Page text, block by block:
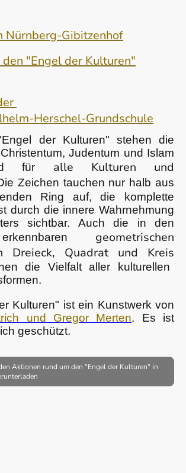
Nürnberg-Gibitzenhof
"Engel der Kulturen"
Herschel-Grundschule
der Kulturen" stehen die
Judentum und Islam
für alle Kulturen und
Zeichen tauchen nur halb aus
Ring auf, die komplette
durch die innere Wahrnehmung
sichtbar. Auch die in den
geometrischen
Dreieck, Quadrat und Kreis
die Vielfalt aller kulturellen
Kulturen" ist ein Kunstwerk von
und Gregor Merten. Es ist
geschützt.
Aktionen rund um den "Engel der Kulturen" in